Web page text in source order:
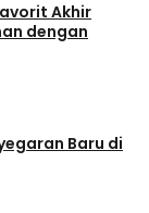
Akhir
dengan